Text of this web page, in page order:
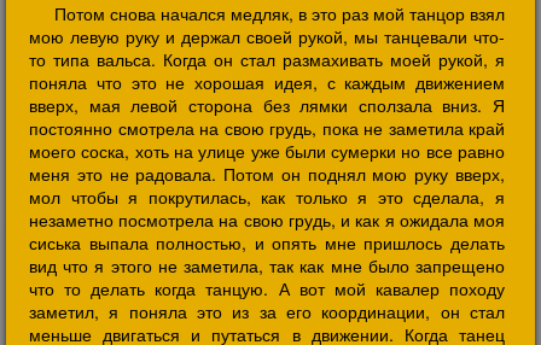
Потом снова начался медляк, в это раз мой танцор взял
мою левую руку и держал своей рукой, мы танцевали что-
то типа вальса. Когда он стал размахивать моей рукой, я
поняла что это не хорошая идея, с каждым движением
вверх, мая левой сторона без лямки сползала вниз. Я
постоянно смотрела на свою грудь, пока не заметила край
моего соска, хоть на улице уже были сумерки но все равно
меня это не радовала. Потом он поднял мою руку вверх,
мол чтобы я покрутилась, как только я это сделала, я
незаметно посмотрела на свою грудь, и как я ожидала моя
сиська выпала полностью, и опять мне пришлось делать
вид что я этого не заметила, так как мне было запрещено
что то делать когда танцую. А вот мой кавалер походу
заметил, я поняла это из за его координации, он стал
меньше двигаться и путаться в движении. Когда танец